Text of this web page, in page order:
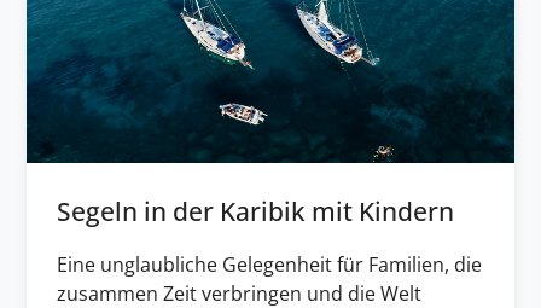
Segeln in der Karibik mit Kindern
Eine unglaubliche Gelegenheit für Familien, die
zusammen Zeit verbringen und die Welt